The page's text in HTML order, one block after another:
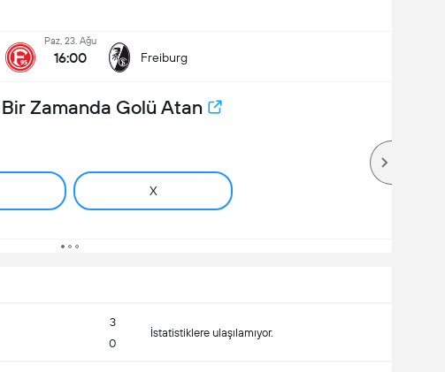
Paz, 23. Ağu
16:00 Freiburg
Zamanda Golü Atan
X
3
0
İstatistiklere ulaşılamıyor.